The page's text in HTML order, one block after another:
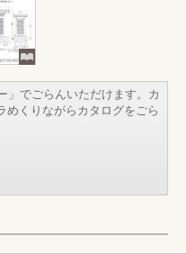
」でごらんいただけます。カ
めくりながらカタログをごら